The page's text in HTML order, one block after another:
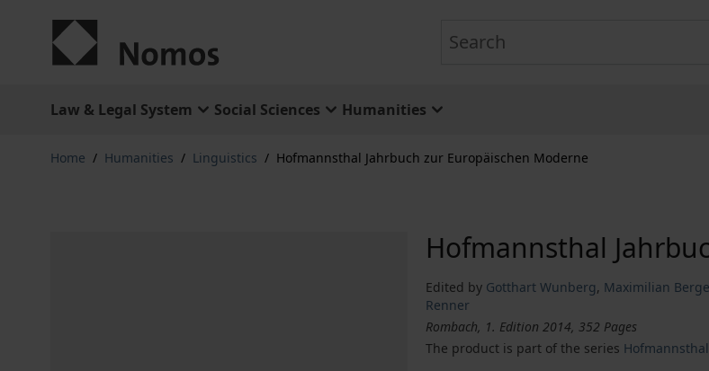
Law & Legal System Social Sciences Humanities
Home / Humanities / Linguistics / Hofmannsthal Jahrbuch zur Europäischen Moderne
Hofmannsthal
Edited by Gotthart Wunberg, Maximilian
Renner
Rombach, 1. Edition 2014, 352 Pages
The product is part of the series